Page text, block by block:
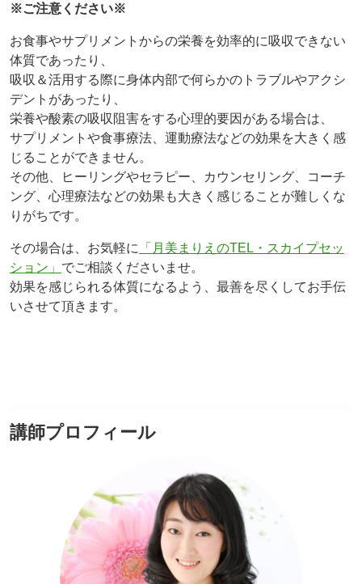
※ご注意ください※
お食事やサプリメントからの栄養を効率的に吸収できない
体質であったり、
吸収＆活用する際に身体内部で何らかのトラブルやアクシ
デントがあったり、
栄養や酸素の吸収阻害をする心理的要因がある場合は、
サプリメントや食事療法、運動療法などの効果を大きく感
じることができません。
その他、ヒーリングやセラピー、カウンセリング、コーチ
ング、心理療法などの効果も大きく感じることが難しくな
りがちです。
その場合は、お気軽に
「月美まりえのTEL・スカイプセッ
ション」 でご相談くださいませ。
効果を感じられる体質になるよう、最善を尽くしてお手伝
いさせて頂きます。
講師プロフィール